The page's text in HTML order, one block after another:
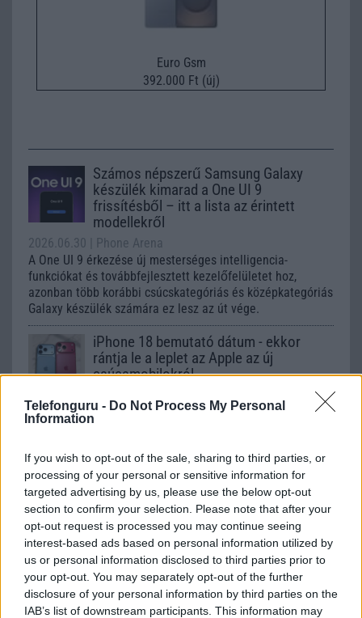
Telefonguru - Do Not Process My Personal
Information
If you wish to opt-out of the sale, sharing to third parties, or
processing of your personal or sensitive information for
targeted advertising by us, please use the below opt-out
section to confirm your selection. Please note that after your
opt-out request is processed you may continue seeing
interest-based ads based on personal information utilized by
us or personal information disclosed to third parties prior to
your opt-out. You may separately opt-out of the further
disclosure of your personal information by third parties on the
IAB’s list of downstream participants. This information may
Euro Gsm
392.000 Ft (új)
Számos népszerű Samsung Galaxy
készülék kimarad a One UI 9
frissítésből – itt a lista az érintett
modellekről
2026.06.30
| Phone Arena
A One UI 9 érkezése új mesterséges intelligencia-
funkciókat és továbbfejlesztett kezelőfelületet hoz,
azonban több korábbi csúcskategóriás és középkategóriás
Galaxy készülék számára ez lesz az út vége.
iPhone 18 bemutató dátum - ekkor
rántja le a leplet az Apple az új
csúcsmobilokról
A szeptemberi eseményen az iPhone 18 Pro modellek
mellett a régóta pletykált hajlítható iPhone Ultra is
találgatások továbbra is beárnyékolják a rajtot.
Az Android rejtett automatizmusai: hat
funkció, amely észrevétlenül könnyíti
meg a mindennapokat
2026.06.14 | Android Police
Sok felhasználó külön alkalmazásokra esküszik, pedig az
Android már évek óta olyan intelligens funkciókat kínál,
amelyek maguktól dolgoznak a háttérben.